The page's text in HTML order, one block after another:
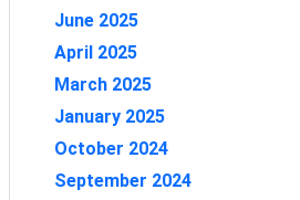
June 2025
April 2025
March 2025
January 2025
October 2024
September 2024